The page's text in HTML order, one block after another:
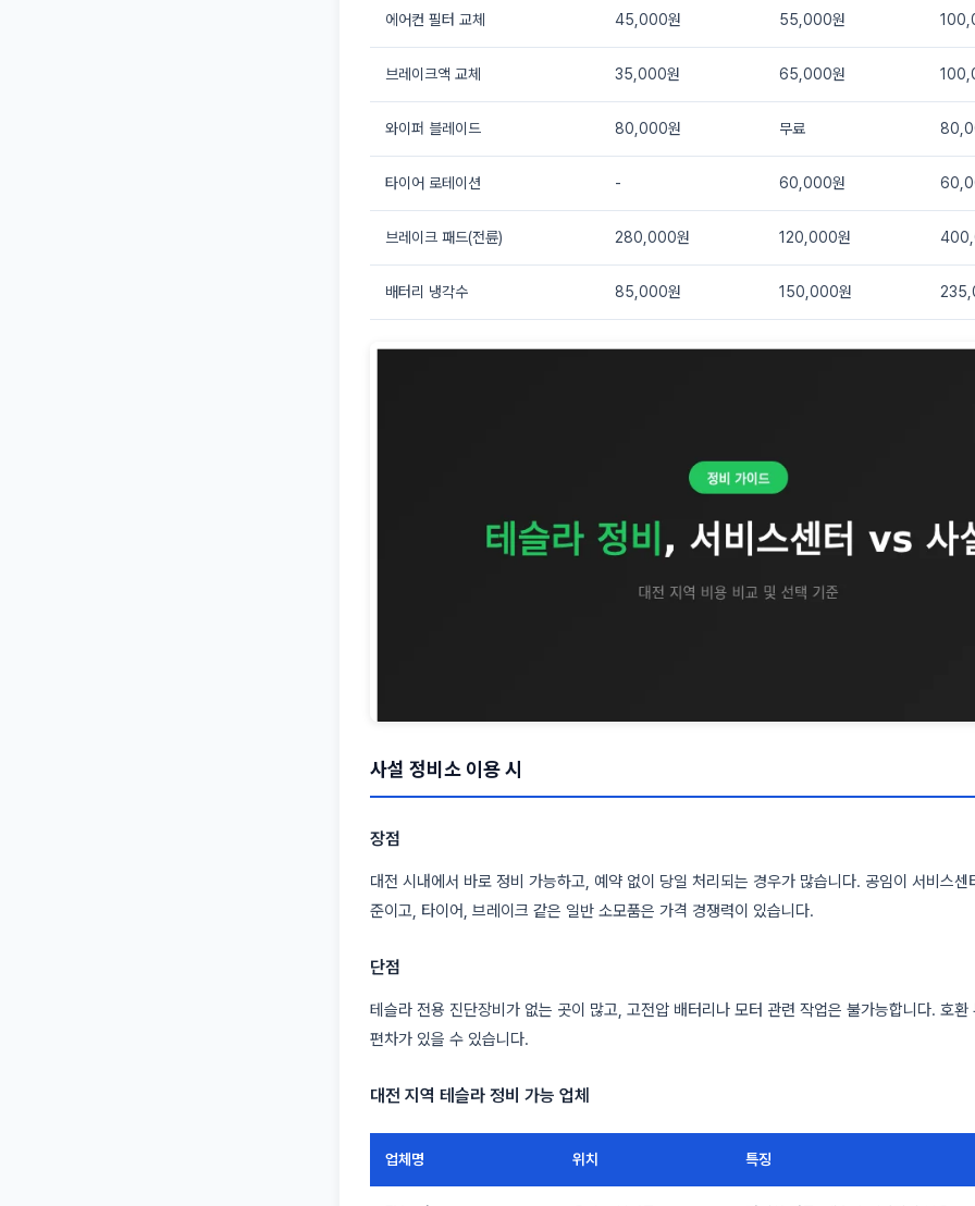
에어컨 필터 교체 45,000원 55,000원
브레이크액 교체 35,000원 65,000원
와이퍼 블레이드 80,000원 무료
타이어 로테이션 - 60,000원
브레이크 패드(전륜) 280,000원 120,000원
배터리 냉각수 85,000원 150,000원
사설 정비소 이용 시
장점
대전 시내에서 바로 정비 가능하고, 예약 없이 당일 처리되는 경우가 많습니다. 공임이 서비스
준이고, 타이어, 브레이크 같은 일반 소모품은 가격 경쟁력이 있습니다.
단점
테슬라 전용 진단장비가 없는 곳이 많고, 고전압 배터리나 모터 관련 작업은 불가능합니다. 호환
편차가 있을 수 있습니다.
대전 지역 테슬라 정비 가능 업체
업체명 위치 특징